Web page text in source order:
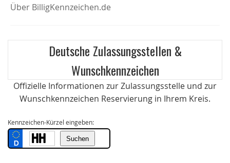
Über BilligKennzeichen.de
Deutsche Zulassungsstellen &
Wunschkennzeichen
Offizielle Informationen zur Zulassungsstelle und zur
Wunschkennzeichen Reservierung in Ihrem Kreis.
Kennzeichen-Kürzel eingeben: